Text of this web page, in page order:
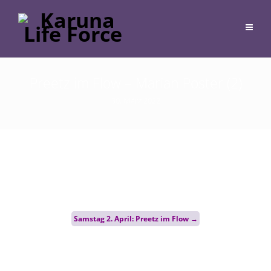
navigation
Samstag 2. April: Preetz im Flow →